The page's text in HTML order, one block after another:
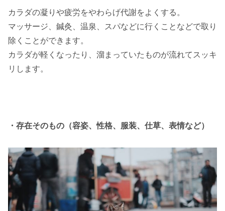
カラダの凝りや疲労をやわらげ代謝をよくする。
マッサージ、鍼灸、温泉、スパなどに行くことなどで取り
除くことができます。
カラダが軽くなったり、溜まっていたものが流れてスッキ
リします。
・存在そのもの（容姿、性格、服装、仕草、表情など）